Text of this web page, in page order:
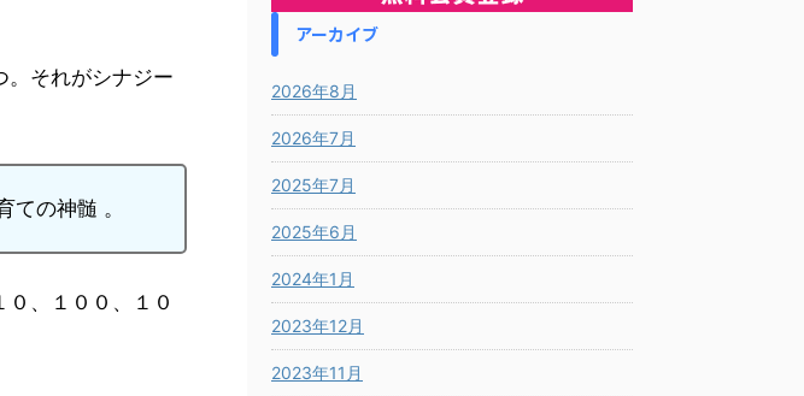
。それがシナジー
の神髄 。
、１００、１０
アーカイブ
2026年8月
2026年7月
2025年7月
2025年6月
2024年1月
2023年12月
2023年11月